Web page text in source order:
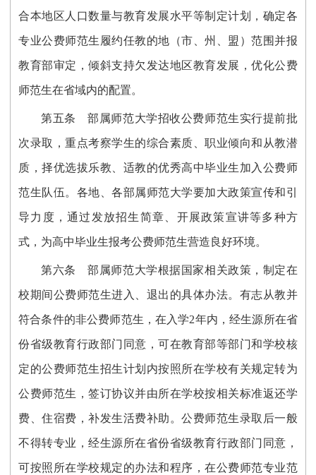
合本地区人口数量与教育发展水平等制定计划，确定各
专业公费师范生履约任教的地（市、州、盟）范围并报
教育部审定，倾斜支持欠发达地区教育发展，优化公费
师范生在省域内的配置。
第五条 部属师范大学招收公费师范生实行提前批
次录取，重点考察学生的综合素质、职业倾向和从教潜
质，择优选拔乐教、适教的优秀高中毕业生加入公费师
范生队伍。各地、各部属师范大学要加大政策宣传和引
导力度，通过发放招生简章、开展政策宣讲等多种方
式，为高中毕业生报考公费师范生营造良好环境。
第六条 部属师范大学根据国家相关政策，制定在
校期间公费师范生进入、退出的具体办法。有志从教并
符合条件的非公费师范生，在入学2年内，经生源所在省
份省级教育行政部门同意，可在教育部等部门和学校核
定的公费师范生招生计划内按照所在学校有关规定转为
公费师范生，签订协议并由所在学校按相关标准返还学
费、住宿费，补发生活费补助。公费师范生录取后一般
不得转专业，经生源所在省份省级教育行政部门同意，
可按照所在学校规定的办法和程序，在公费师范专业范